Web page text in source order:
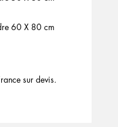
60 X 80 cm
sur devis.